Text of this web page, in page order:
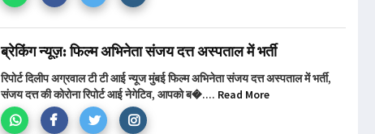
ब्रेकिंग न्यूज़: फिल्म अभिनेता संजय दत्त अस्पताल में भर्ती
रिपोर्ट दिलीप अग्रवाल टी टी आई न्यूज मुंबई फिल्म अभिनेता संजय दत्त अस्पताल में भर्ती,
संजय दत्त की कोरोना रिपोर्ट आई नेगेटिव, आपको ब�.... Read More